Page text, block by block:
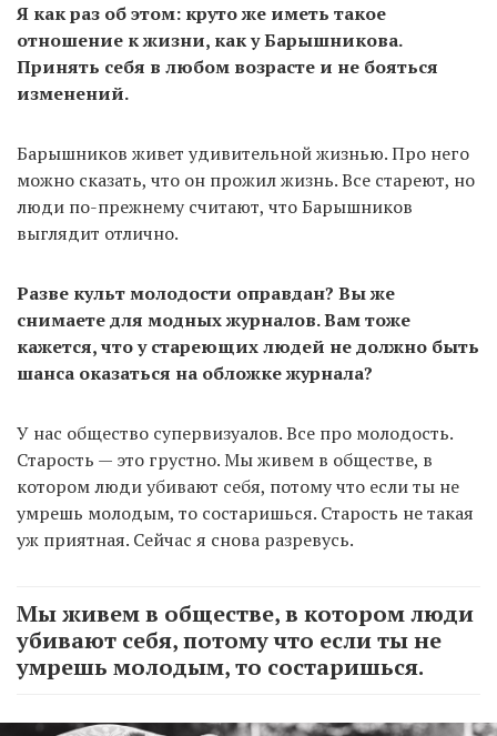
Я как раз об этом: круто же иметь такое
отношение к жизни, как у Барышникова.
Принять себя в любом возрасте и не бояться
изменений.
Барышников живет удивительной жизнью. Про него
можно сказать, что он прожил жизнь. Все стареют, но
люди по-прежнему считают, что Барышников
выглядит отлично.
Разве культ молодости оправдан? Вы же
снимаете для модных журналов. Вам тоже
кажется, что у стареющих людей не должно быть
шанса оказаться на обложке журнала?
У нас общество супервизуалов. Все про молодость.
Старость — это грустно. Мы живем в обществе, в
котором люди убивают себя, потому что если ты не
умрешь молодым, то состаришься. Старость не такая
уж приятная. Сейчас я снова разревусь.
Мы живем в обществе, в котором люди
убивают себя, потому что если ты не
умрешь молодым, то состаришься.